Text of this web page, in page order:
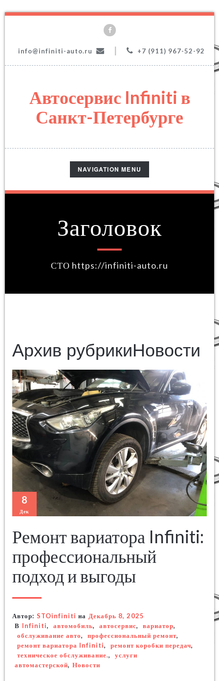
info@infiniti-auto.ru +7 (911) 967-52-92
Автосервис Infiniti в
Санкт-Петербурге
TOGGLE
NAVIGATION
NAVIGATION MENU
Заголовок
СТО https://infiniti-auto.ru
Архив рубрикиНовости
8
Дек
Ремонт вариатора Infiniti:
профессиональный
подход и выгоды
Автор: STOinfiniti на Декабрь 8, 2025
В Infiniti, автомобиль, автосервис, вариатор,
обслуживание авто, профессиональный ремонт,
ремонт вариатора Infiniti, ремонт коробки передач,
техническое обслуживание.,
услуги
автомастерской, Новости